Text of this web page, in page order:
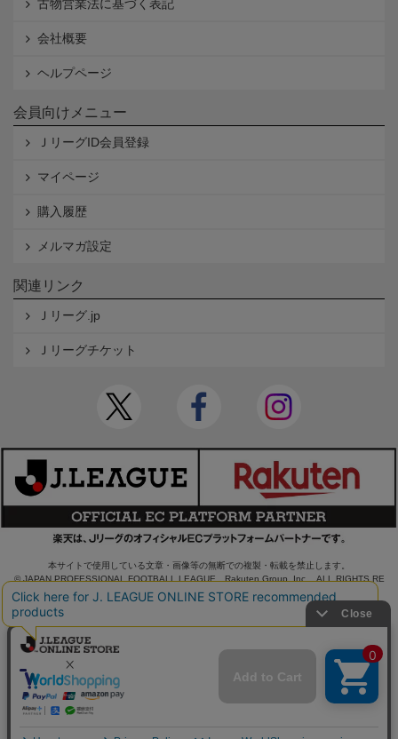
古物営業法に基づく表記
会社概要
ヘルプページ
会員向けメニュー
ＪリーグID会員登録
マイページ
購入履歴
メルマガ設定
関連リンク
Ｊリーグ.jp
Ｊリーグチケット
本サイトで使用している文章・画像等の無断での複製・転載を禁止します。
© JAPAN PROFESSIONAL FOOTBALL LEAGUE Rakuten Group, Inc. ALL RIGHTS RE
SERVED.